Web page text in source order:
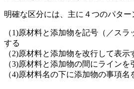
明確な区分には、主に４つのパター
（1)原材料と添加物を記号（／ス
する
（2)原材料と添加物を改行して表示
（3)原材料と添加物の間にラインを
（4)原材料名の下に添加物の事項名